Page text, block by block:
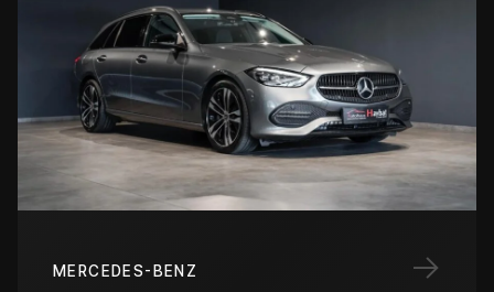
→
MERCEDES-BENZ